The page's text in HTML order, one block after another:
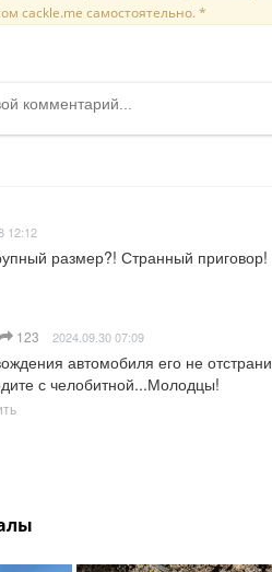
cackle.me самостоятельно. *
12:12
размер?! Странный приговор!
123 2024.09.30 07:09
автомобиля его не
с челобитной...Молодцы!